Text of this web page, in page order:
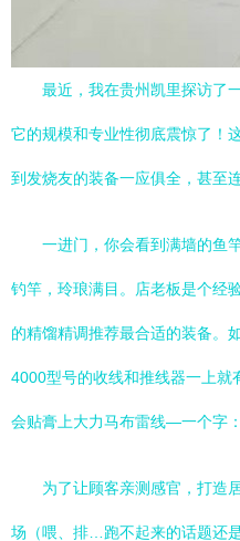
最近，我在贵州凯里探访了
它的规模和专业性彻底震惊了！
到发烧友的装备一应俱全，甚至
一进门，你会看到满墙的鱼
钓竿，玲琅满目。店老板是个经
的精馏精调推荐最合适的装备。
4000型号的收线和推线器一上就
会贴膏上大力马布雷线—一个字：
为了让顾客亲测感官，打造
场（喂、排…跑不起来的话题还